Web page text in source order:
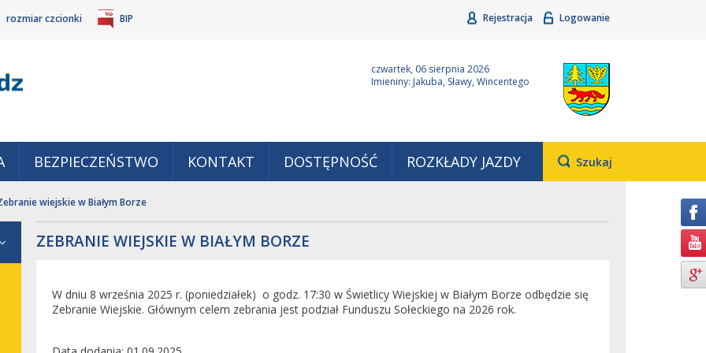
rozmiar czcionki BIP Rejestracja Logowanie
czwartek, 06 sierpnia 2026
Imieniny: Jakuba, Sławy, Wincentego
BEZPIECZEŃSTWO KONTAKT DOSTĘPNOŚĆ ROZKŁADY JAZDY Szukaj
wiejskie w Białym Borze
ZEBRANIE WIEJSKIE W BIAŁYM BORZE
W dniu 8 września 2025 r. (poniedziałek) o godz. 17:30 w Świetlicy Wiejskiej w Białym Borze odbędzie się
Zebranie Wiejskie. Głównym celem zebrania jest podział Funduszu Sołeckiego na 2026 rok.